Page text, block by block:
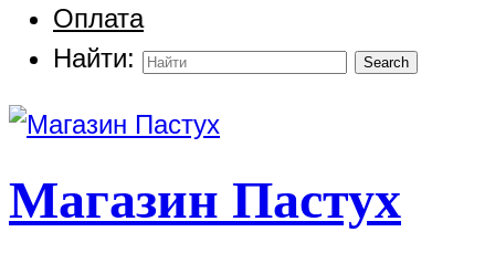
Оплата
Найти:
Магазин Пастух